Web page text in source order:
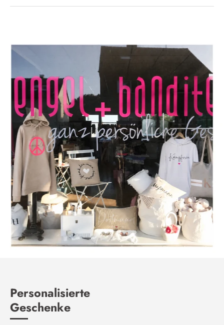
Personalisierte
Geschenke